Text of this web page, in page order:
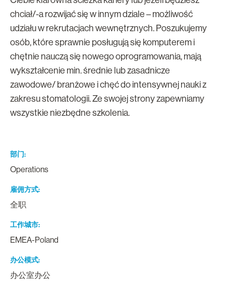
chciał/-a rozwijać się w innym dziale – możliwość
udziału w rekrutacjach wewnętrznych. Poszukujemy
osób, które sprawnie posługują się komputerem i
chętnie nauczą się nowego oprogramowania, mają
wykształcenie min. średnie lub zasadnicze
zawodowe/ branżowe i chęć do intensywnej nauki z
zakresu stomatologii. Ze swojej strony zapewniamy
wszystkie niezbędne szkolenia.
部门
Operations
雇佣方式
全职
工作城市
EMEA-Poland
办公模式
办公室办公